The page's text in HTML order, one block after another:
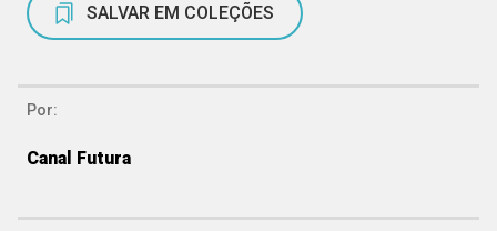
SALVAR EM COLEÇÕES
Por:
Canal Futura